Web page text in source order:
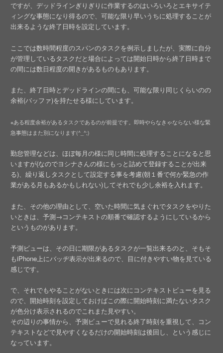
ですが、デッドラインぎりぎりに作業するのはいろいろとエキサイテ
ィングな事態になり得るので、可能な限り早いうちに処理することが
出来るような終了日時を設定しています。
ここでは数時間程度のスパンのタスクを例示しましたが、実際に自分
が管理しているタスクだと場合によっては開始日時から終了日時まで
の間には数日程度の開きがあるものもあります。
また、終了日時とデッドラインの間にも、可能な限り同じくらいのの
余裕(バッファ)を持たせる様にしています。
※ある程度余裕があるタスクであるのが前提です。即時やらなきゃならない様な緊
急事態はまた別になります(^_^;)
勤怠管理などは、ほぼ毎月の様に同じ時間に処理することになると思
いますが(なのでヨシナさんの様にもっと詰めて登録することが出来
る)、繰り返しタスクとして設定する事を考慮(朝１番で何か緊急の作
業がある月もあるかもしれない)してそれでも少し余裕を入れます。
また、その他の理由として、空いた時間に気まぐれでタスクをやりた
いときは、予測→コンテキストの順番で確認するようにしているから
というものがあります。
予測ビューは、その日に期限があるタスクが一覧出来るのと、そもそ
もiPhone上にバッヂ表示が出来るので、目に付きやすい物を見ている
感じです。
で、それでもやることがないときには次にコンテキストビューを見る
ので、開始時刻を設定しておけばこの際に開始時刻に満たないタスク
が色分け表示されるのでこれまた見やすい。
その辺りの事情から、予測ビューで見れる終了時刻を重視して、コン
テキストなどで見やすくなるだけの開始時刻は後回し、という感じに
なっています。